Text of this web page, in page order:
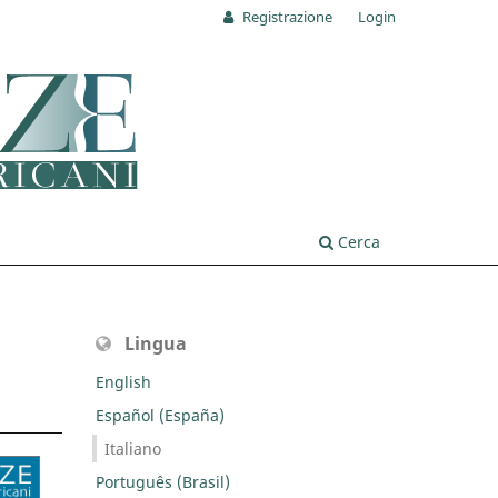
Cerca
Registrazione Login
Lingua
English
Español (España)
Italiano
Português (Brasil)